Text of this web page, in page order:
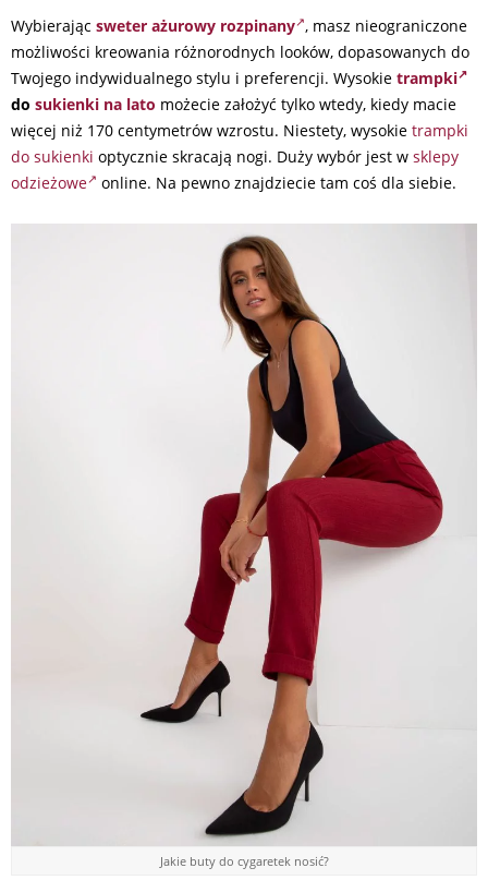
Wybierając sweter ażurowy rozpinany , masz nieograniczone
możliwości kreowania różnorodnych looków, dopasowanych do
Twojego indywidualnego stylu i preferencji. Wysokie trampki
do sukienki na lato możecie założyć tylko wtedy, kiedy macie
więcej niż 170 centymetrów wzrostu. Niestety, wysokie trampki
do sukienki optycznie skracają nogi. Duży wybór jest w sklepy
odzieżowe
online. Na pewno znajdziecie tam coś dla siebie.
Jakie buty do cygaretek nosić?